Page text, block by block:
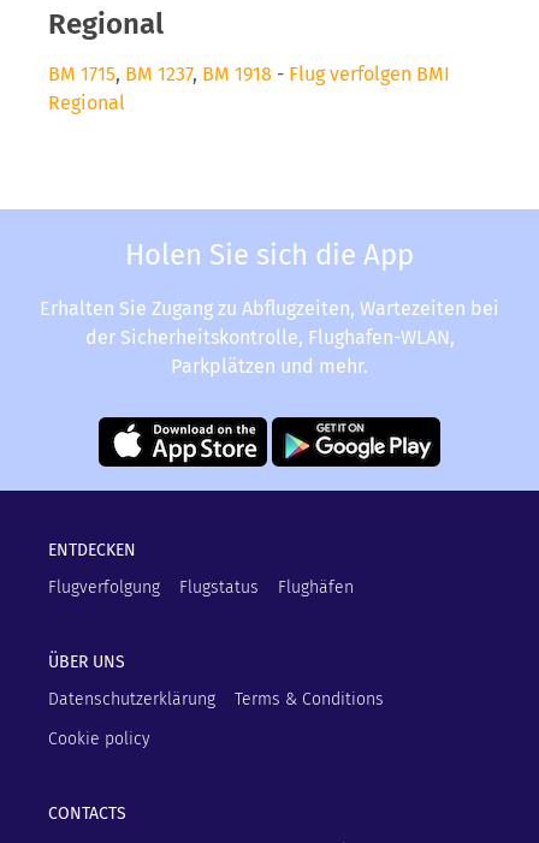
Regional
BM 1715, BM 1237, BM 1918 - Flug verfolgen BMI
Regional
Holen Sie sich die App
Erhalten Sie Zugang zu Abflugzeiten, Wartezeiten bei
der Sicherheitskontrolle, Flughafen-WLAN,
Parkplätzen und mehr.
ENTDECKEN
Flugverfolgung
Flugstatus Flughäfen
ÜBER UNS
Datenschutzerklärung
Terms & Conditions
Cookie policy
CONTACTS